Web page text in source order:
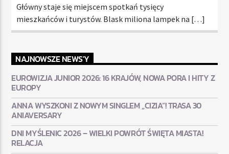
Główny staje się miejscem spotkań tysięcy
mieszkańców i turystów. Blask miliona lampek na […]
NAJNOWSZE NEWS'Y
EUROWIZJA JUNIOR 2026: 16 KRAJÓW, NOWA PORA I HITY Z
EUROPY
ANNA WYSZKONI Z NOWYM SINGLEM „CIZIA”! TRASA 30
ANIAVERSARY
DNI MYŚLENIC 2026 – WIELKI POWRÓT ŚWIĘTA MIASTA!
RELACJA